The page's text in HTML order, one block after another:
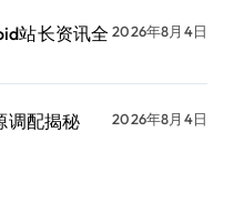
站长资讯全 2026年8月4日
调配揭秘 2026年8月4日